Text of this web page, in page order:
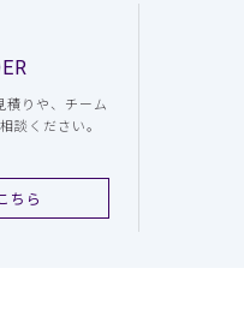
積りや、チーム
談ください。
ちら